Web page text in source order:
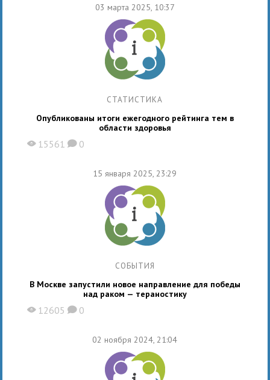
03 марта 2025, 10:37
СТАТИСТИКА
Опубликованы итоги ежегодного рейтинга тем в
области здоровья
X 15561 K 0
15 января 2025, 23:29
СОБЫТИЯ
В Москве запустили новое направление для победы
над раком — тераностику
X 12605 K 0
02 ноября 2024, 21:04